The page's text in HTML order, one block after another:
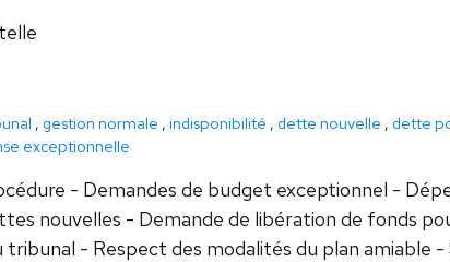
, gestion normale , indisponibilité , dette nouvelle , dette
exceptionnelle
- Demandes de budget exceptionnel -
nouvelles - Demande de libération de fonds
- Respect des modalités du plan amiable